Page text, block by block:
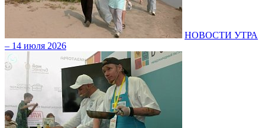
НОВОСТИ УТРА
– 14 июля 2026